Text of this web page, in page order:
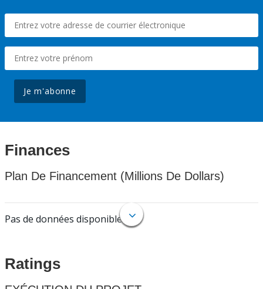
Je m'abonne
Finances
Plan De Financement (Millions De Dollars)
Pas de données disponibles.
Ratings